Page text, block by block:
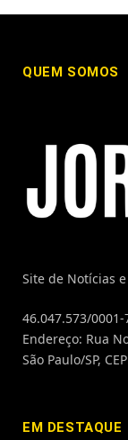
QUEM SOMOS
Site de Notícias
46.047.573/0001-
Endereço: Rua
São Paulo/SP,
EM DESTAQUE